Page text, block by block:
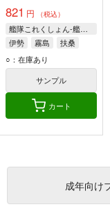
821 円 （税込）
艦隊これくしょん-艦これ-
伊勢
霧島
扶桑
○：在庫あり
サンプル
カート
成年向け